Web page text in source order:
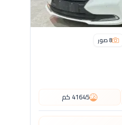
8 صور
41645 كم